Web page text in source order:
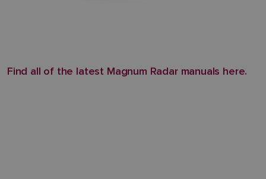
Find all of the latest Magnum Radar manuals here.